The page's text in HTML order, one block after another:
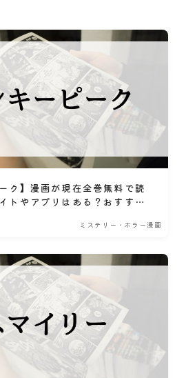
ク】漫画が現在全巻無料で読
トやアプリはある？おすすめ
ミステリー・ホラー漫画